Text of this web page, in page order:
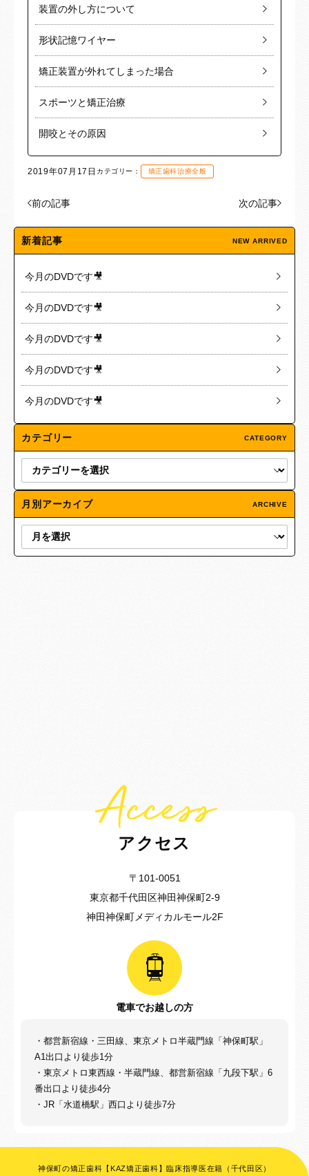
装置の外し方について
形状記憶ワイヤー
矯正装置が外れてしまった場合
スポーツと矯正治療
開咬とその原因
2019年07月17日 カテゴリー： 矯正歯科治療全般
前の記事 次の記事
新着記事 NEW ARRIVED
今月のDVDです🎥
今月のDVDです🎥
今月のDVDです🎥
今月のDVDです🎥
今月のDVDです🎥
カテゴリー CATEGORY
月別アーカイブ ARCHIVE
Access
アクセス
〒101-0051
東京都千代田区神田神保町2-9
神田神保町メディカルモール2F
電車でお越しの方
・都営新宿線・三田線、東京メトロ半蔵門線「神保町駅」
A1出口より徒歩1分
・東京メトロ東西線・半蔵門線、都営新宿線「九段下駅」6
番出口より徒歩4分
・JR「水道橋駅」西口より徒歩7分
神保町の矯正歯科【KAZ矯正歯科】臨床指導医在籍（千代田区）